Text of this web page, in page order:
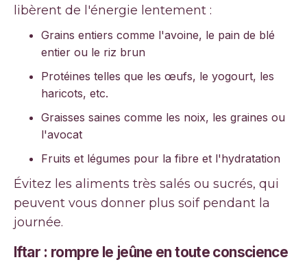
libèrent de l'énergie lentement :
Grains entiers comme l'avoine, le pain de blé
entier ou le riz brun
Protéines telles que les œufs, le yogourt, les
haricots, etc.
Graisses saines comme les noix, les graines ou
l'avocat
Fruits et légumes pour la fibre et l'hydratation
Évitez les aliments très salés ou sucrés, qui
peuvent vous donner plus soif pendant la
journée.
Iftar : rompre le jeûne en toute conscience